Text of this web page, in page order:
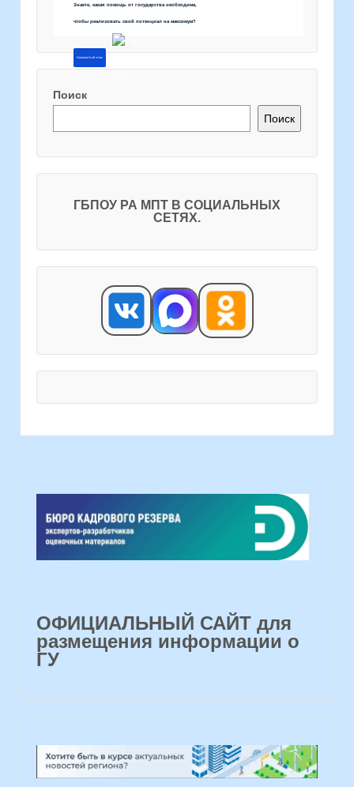
Знаете, какая помощь от государства необходима,
чтобы реализовать свой потенциал на максимум?
Напишите об этом
Поиск
Поиск
ГБПОУ РА МПТ В СОЦИАЛЬНЫХ
СЕТЯХ.
ОФИЦИАЛЬНЫЙ САЙТ для
размещения информации о
ГУ